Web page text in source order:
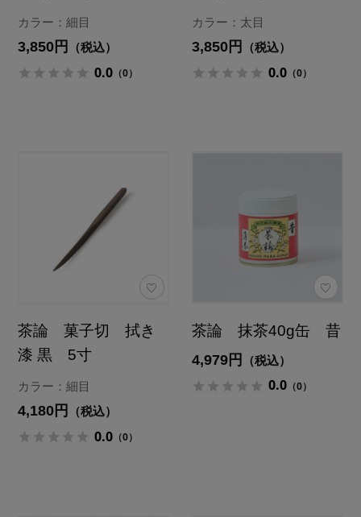
カラー：細目
3,850円 （税込）
0.0 （0）
カラー：太目
3,850円 （税込）
0.0 （0）
茶論 菓子切 拭き
漆 黒 5寸
カラー：細目
4,180円 （税込）
0.0 （0）
茶論 抹茶40g缶 昔
4,979円 （税込）
0.0 （0）